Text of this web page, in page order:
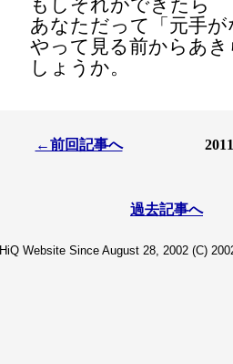
もしそれができたら
あなただって「元手
やって見る前からあ
しょうか。
←前回記事へ
過去記事へ
HiQ Website Since August 28, 2002 (C)